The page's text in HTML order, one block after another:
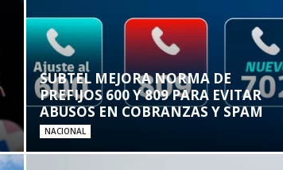
SUBTEL MEJORA NORMA DE
PREFIJOS 600 Y 809 PARA EVITAR
ABUSOS EN COBRANZAS Y SPAM
NACIONAL